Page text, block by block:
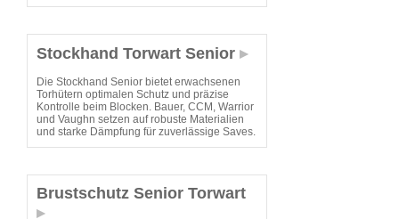
Stockhand Torwart Senior
Die Stockhand Senior bietet erwachsenen
Torhütern optimalen Schutz und präzise
Kontrolle beim Blocken. Bauer, CCM, Warrior
und Vaughn setzen auf robuste Materialien
und starke Dämpfung für zuverlässige Saves.
Brustschutz Senior Torwart